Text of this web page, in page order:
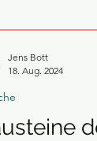
Jens Bott
18. Aug. 2024